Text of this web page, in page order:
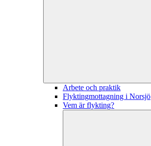
Arbete och praktik
Flyktingmottagning i Norsjö
Vem är flykting?